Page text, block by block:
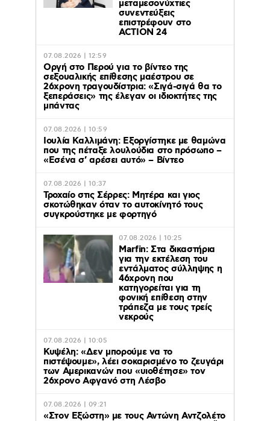
μεταμεσονύχτιες
συνεντεύξεις
επιστρέφουν στο
ACTION 24
07.08.2026 | 12:59
Οργή στο Περού για το βίντεο της
σεξουαλικής επίθεσης μαέστρου σε
26χρονη τραγουδίστρια: «Σιγά-σιγά θα το
ξεπεράσεις» της έλεγαν οι ιδιοκτήτες της
μπάντας
07.08.2026 | 10:59
Ιουλία Καλλιμάνη: Εξοργίστηκε με θαμώνα
που της πέταξε λουλούδια στο πρόσωπο –
«Εσένα σ’ αρέσει αυτό» – Βίντεο
07.08.2026 | 10:37
Τροχαίο στις Σέρρες: Μητέρα και γιος
σκοτώθηκαν όταν το αυτοκίνητό τους
συγκρούστηκε με φορτηγό
07.08.2026 | 10:25
Marfin: Στα δικαστήρια
για την εκτέλεση του
εντάλματος σύλληψης η
46χρονη που
κατηγορείται για τη
φονική επίθεση στην
τράπεζα με τους τρείς
νεκρούς
07.08.2026 | 10:05
Κυψέλη: «Δεν μπορούμε να το
πιστέψουμε», λέει σοκαρισμένο το ζευγάρι
των Αμερικανών που «υιοθέτησε» τον
26χρονο Αφγανό στη Λέσβο
07.08.2026 | 09:21
«Στον Εξώστη» με τους Αντώνη Αντζολέτο